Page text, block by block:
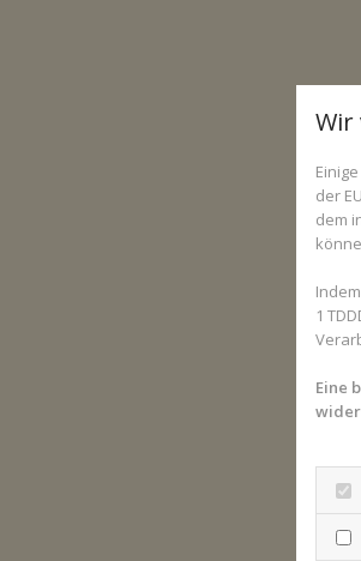
Wir
der
dem
1
Eine